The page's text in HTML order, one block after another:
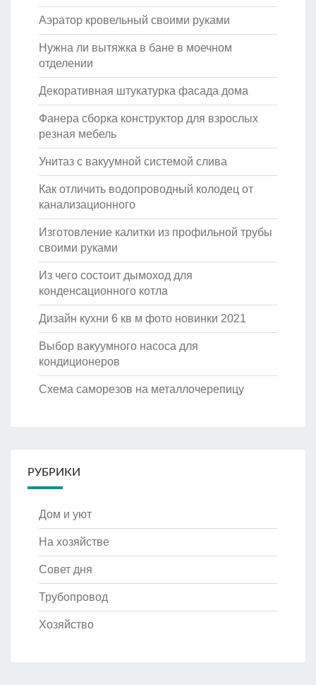
Аэратор кровельный своими руками
Нужна ли вытяжка в бане в моечном
отделении
Декоративная штукатурка фасада дома
Фанера сборка конструктор для взрослых
резная мебель
Унитаз с вакуумной системой слива
Как отличить водопроводный колодец от
канализационного
Изготовление калитки из профильной трубы
своими руками
Из чего состоит дымоход для
конденсационного котла
Дизайн кухни 6 кв м фото новинки 2021
Выбор вакуумного насоса для
кондиционеров
Схема саморезов на металлочерепицу
РУБРИКИ
Дом и уют
На хозяйстве
Совет дня
Трубопровод
Хозяйство